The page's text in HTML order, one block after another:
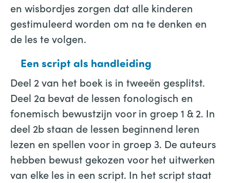
en wisbordjes zorgen dat alle kinderen
gestimuleerd worden om na te denken en
de les te volgen.
Een script als handleiding
Deel 2 van het boek is in tweeën gesplitst.
Deel 2a bevat de lessen fonologisch en
fonemisch bewustzijn voor in groep 1 & 2. In
deel 2b staan de lessen beginnend leren
lezen en spellen voor in groep 3. De auteurs
hebben bewust gekozen voor het uitwerken
van elke les in een script. In het script staat